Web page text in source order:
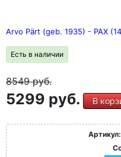
Arvo Pärt (geb. 1935) - PAX
Есть в наличии
8549руб.
5299 руб. В
Артикул: